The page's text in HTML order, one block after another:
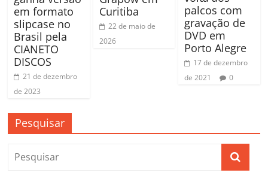
em formato
slipcase no
Brasil pela
CIANETO
DISCOS
21 de dezembro
de 2023
Curitiba
22 de maio de
2026
palcos com
gravação de
DVD em
Porto Alegre
17 de dezembro
de 2021
0
Pesquisar